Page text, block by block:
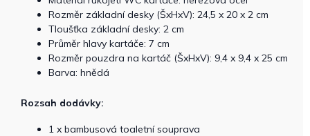
Rozměr základní desky (ŠxHxV): 24,5 x 20 x 2 cm
Tloušťka základní desky: 2 cm
Průměr hlavy kartáče: 7 cm
Rozměr pouzdra na kartáč (ŠxHxV): 9,4 x 9,4 x 25 cm
Barva: hnědá
Rozsah dodávky:
1 x bambusová toaletní souprava